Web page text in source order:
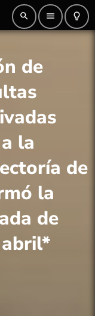
search menu lightbulb_outline
de
la
de
la
de